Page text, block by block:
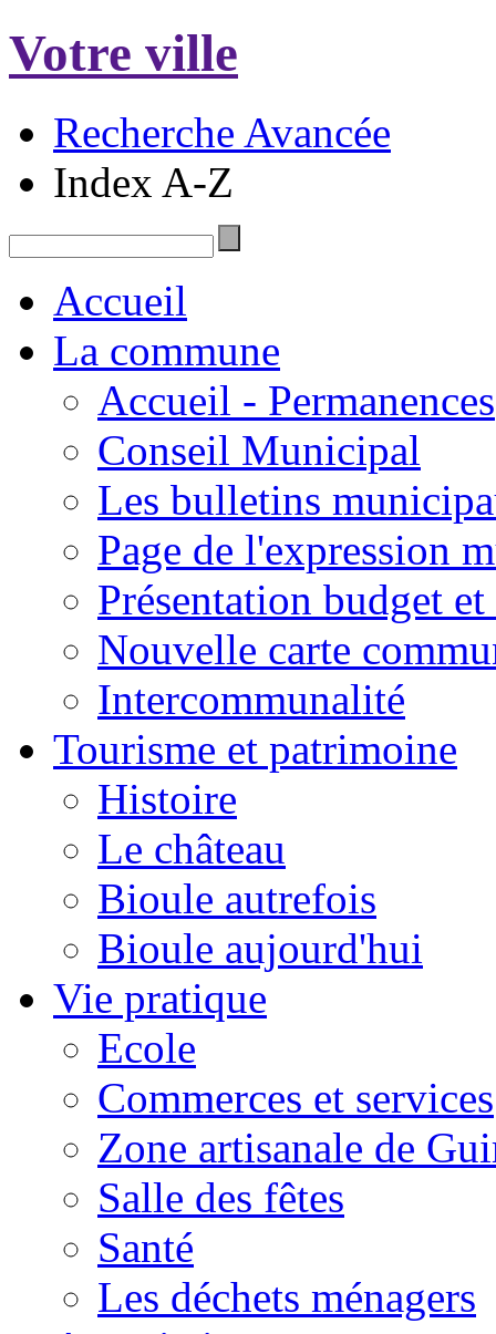
Votre ville
Recherche Avancée
Index A-Z
Accueil
La commune
Accueil - Permanences
Conseil Municipal
Les bulletins
Page de l'expression
Présentation budget
Nouvelle carte
Intercommunalité
Tourisme et patrimoine
Histoire
Le château
Bioule autrefois
Bioule aujourd'hui
Vie pratique
Ecole
Commerces et services
Zone artisanale de
Salle des fêtes
Santé
Les déchets ménagers